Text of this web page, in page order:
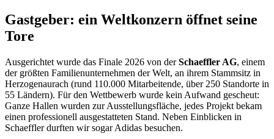
Gastgeber: ein Weltkonzern öffnet seine
Tore
Ausgerichtet wurde das Finale 2026 von derSchaeffler AG, einem
der größten Familienunternehmen der Welt, an ihrem Stammsitz in
Herzogenaurach (rund 110.000 Mitarbeitende, über 250 Standorte in
55 Ländern). Für den Wettbewerb wurde kein Aufwand gescheut:
Ganze Hallen wurden zur Ausstellungsfläche, jedes Projekt bekam
einen professionell ausgestatteten Stand. Neben Einblicken in
Schaeffler durften wir sogar Adidas besuchen.